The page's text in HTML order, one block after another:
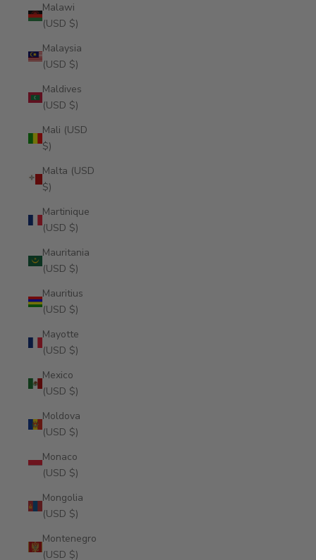
Malawi
(USD $)
Malaysia
(USD $)
Maldives
(USD $)
Mali (USD
$)
Malta (USD
$)
Martinique
(USD $)
Mauritania
(USD $)
Mauritius
(USD $)
Mayotte
(USD $)
Mexico
(USD $)
Moldova
(USD $)
Monaco
(USD $)
Mongolia
(USD $)
Montenegro
(USD $)